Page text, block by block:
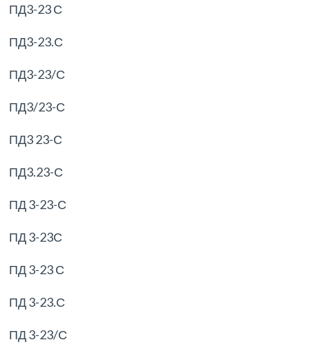
ПД3-23 С
ПД3-23.С
ПД3-23/С
ПД3/23-С
ПД3 23-С
ПД3.23-С
ПД 3-23-С
ПД 3-23С
ПД 3-23 С
ПД 3-23.С
ПД 3-23/С